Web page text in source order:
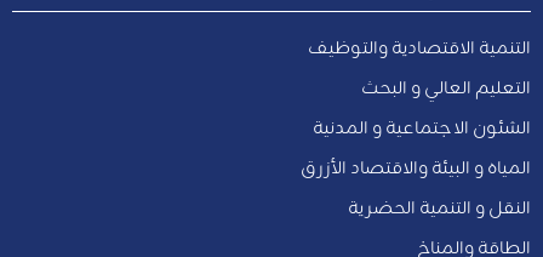
التنمية الاقتصادية والتوظيف
التعليم العالي و البحث
الشئون الاجتماعية و المدنية
المياه و البيئة والاقتصاد الأزرق
النقل و التنمية الحضرية
الطاقة والمناخ